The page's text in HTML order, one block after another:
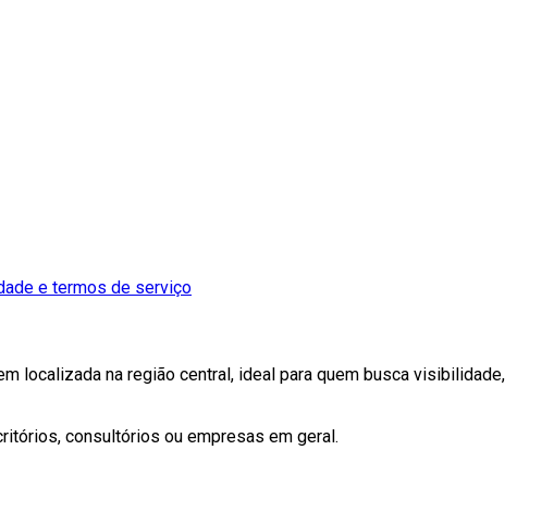
e termos de serviço
localizada na região central, ideal para quem busca visibilidade,
consultórios ou empresas em geral.